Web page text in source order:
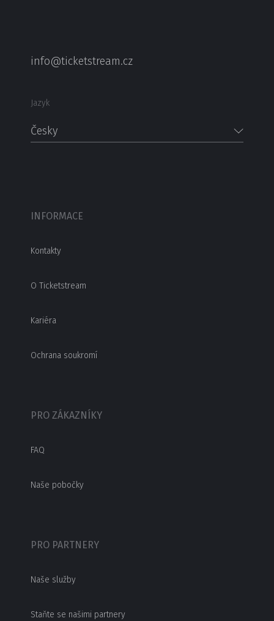
info@ticketstream.cz
Jazyk
Česky
INFORMACE
Kontakty
O Ticketstream
Kariéra
Ochrana soukromí
PRO ZÁKAZNÍKY
FAQ
Naše pobočky
PRO PARTNERY
Naše služby
Staňte se našimi partnery